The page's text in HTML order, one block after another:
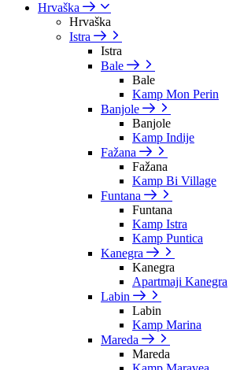
Hrvaška
Hrvaška
Istra
Istra
Bale
Bale
Kamp Mon Perin
Banjole
Banjole
Kamp Indije
Fažana
Fažana
Kamp Bi Village
Funtana
Funtana
Kamp Istra
Kamp Puntica
Kanegra
Kanegra
Apartmaji Kanegra
Labin
Labin
Kamp Marina
Mareda
Mareda